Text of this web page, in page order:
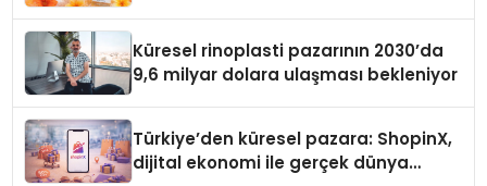
Küresel rinoplasti pazarının 2030’da
9,6 milyar dolara ulaşması bekleniyor
Türkiye’den küresel pazara: ShopinX,
dijital ekonomi ile gerçek dünya